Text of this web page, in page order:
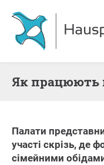
Як
Палати
участі скрізь, де
сімейними